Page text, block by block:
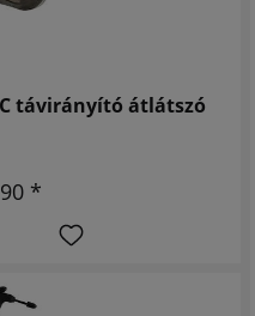
távirányító átlátszó
*